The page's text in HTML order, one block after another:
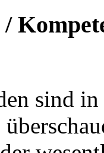
sind